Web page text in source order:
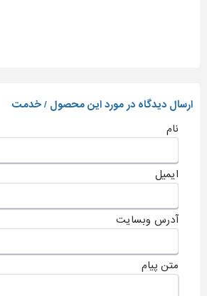
ارسال دیدگاه در مورد این محصول / خدمت
نام
ایمیل
آدرس وبسایت
متن پیام